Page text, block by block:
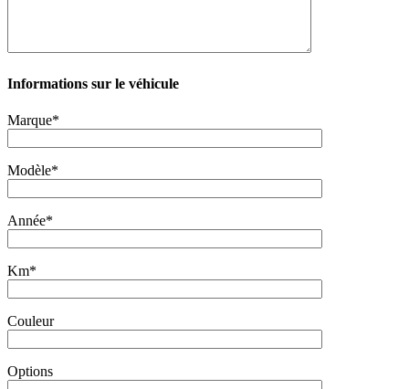
Informations sur le véhicule
Marque*
Modèle*
Année*
Km*
Couleur
Options